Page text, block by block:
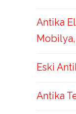
Antika
Mobilya,
Eski
Antika